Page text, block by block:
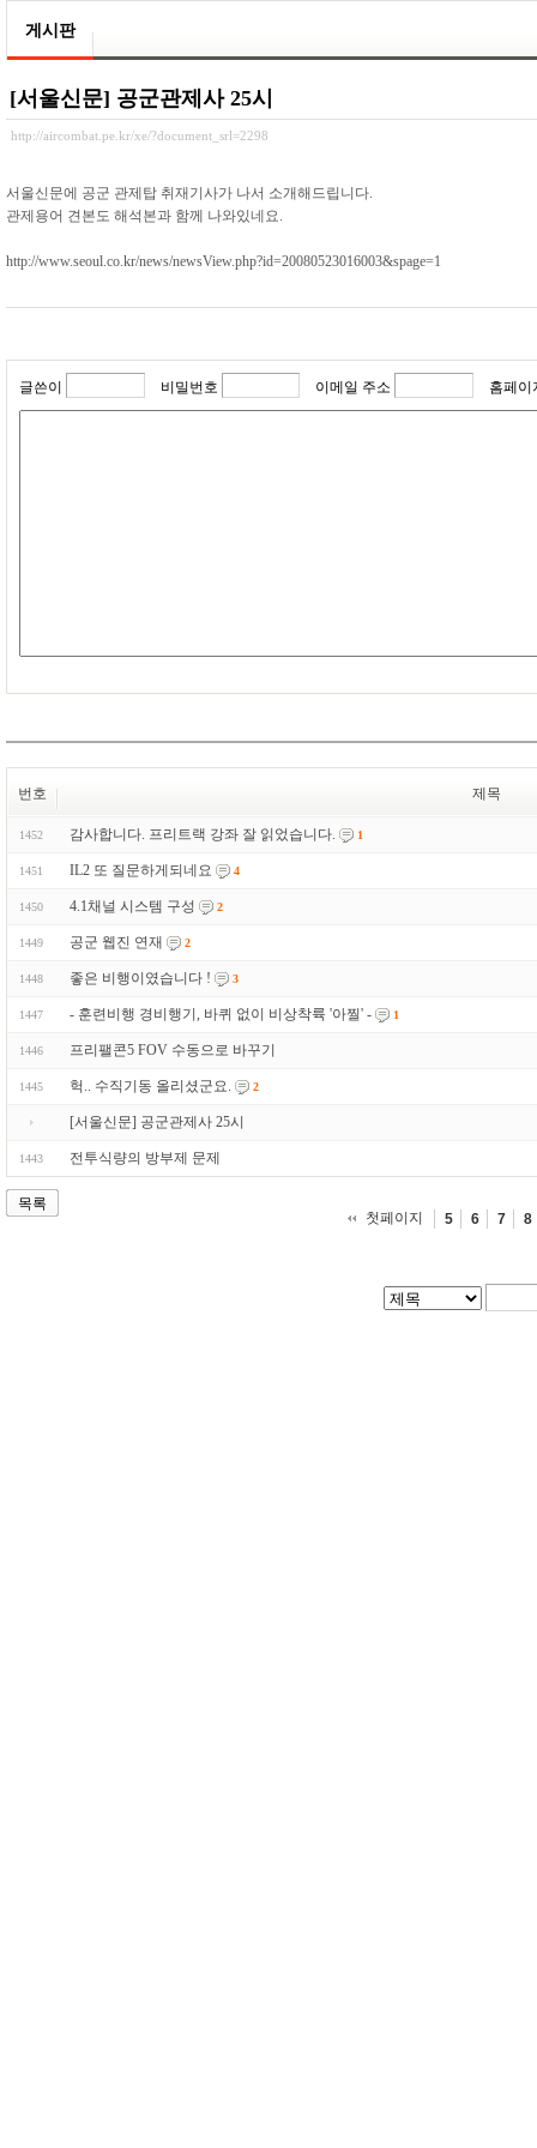
게시판
[서울신문] 공군관제사 25시
http://aircombat.pe.kr/xe/?document_srl=2298
서울신문에 공군 관제탑 취재기사가 나서 소개해드립니다.
관제용어 견본도 해석본과 함께 나와있네요.
http://www.seoul.co.kr/news/newsView.php?id=20080523016003&spage=1
글쓴이 비밀번호 이메일 주소 홈페이
번호 제목
1452 감사합니다. 프리트랙 강좌 잘 읽었습니다. 1
1451 IL2 또 질문하게되네요 4
1450 4.1채널 시스템 구성 2
1449 공군 웹진 연재 2
1448 좋은 비행이였습니다 ! 3
1447 - 훈련비행 경비행기, 바퀴 없이 비상착륙 '아찔' - 1
1446 프리팰콘5 FOV 수동으로 바꾸기
1445 헉.. 수직기동 올리셨군요. 2
[서울신문] 공군관제사 25시
1443 전투식량의 방부제 문제
목록
첫페이지
5 6 7 8